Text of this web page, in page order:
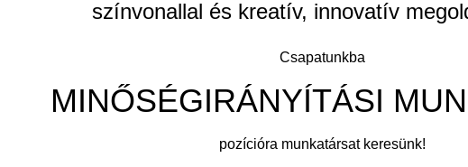
színvonallal és kreatív, innovatív
Csapatunkba
MINŐSÉGIRÁNYÍTÁSI
pozícióra munkatársat keresünk!